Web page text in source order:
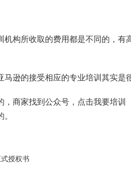
构所收取的费用都是不同的，
逊的接受相应的专业培训其实
商家找到公众号，点击我要培训
授权书